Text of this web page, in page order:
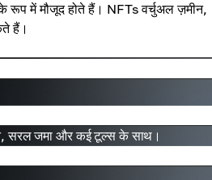
में मौजूद होते हैं। NFTs वर्चुअल ज़मीन,
हैं।
सरल जमा और कई टूल्स के साथ।